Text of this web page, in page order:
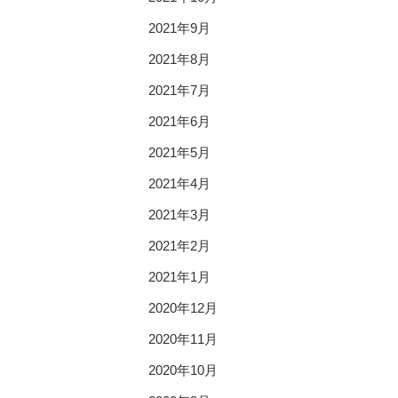
2021年9月
2021年8月
2021年7月
2021年6月
2021年5月
2021年4月
2021年3月
2021年2月
2021年1月
2020年12月
2020年11月
2020年10月